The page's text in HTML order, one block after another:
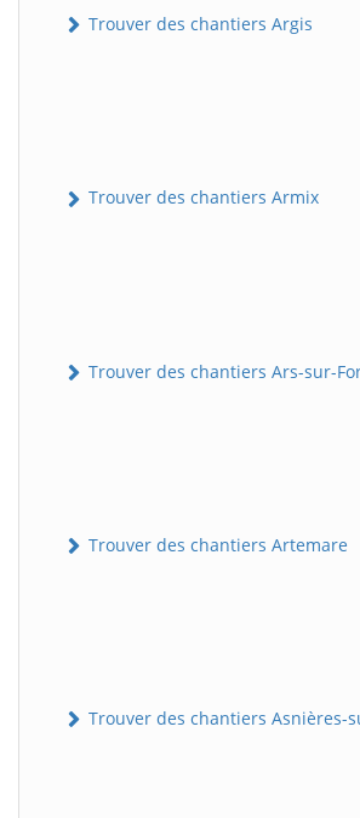
Trouver des chantiers Argis
Trouver des chantiers Armix
Trouver des chantiers Ars-sur-
Trouver des chantiers Artemare
Trouver des chantiers Asnières-